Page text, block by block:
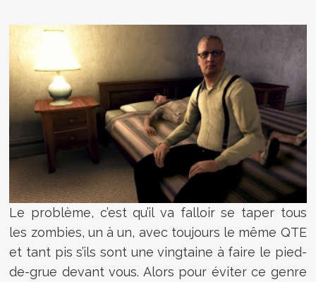
Le problème, c’est qu’il va falloir se taper tous
les zombies, un à un, avec toujours le même QTE
et tant pis s’ils sont une vingtaine à faire le pied-
de-grue devant vous. Alors pour éviter ce genre